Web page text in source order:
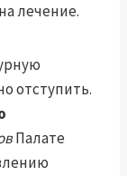
лечение.
отступить.
Палате